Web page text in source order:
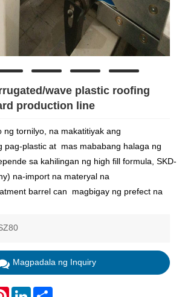
wave plastic roofing
production line
ng tornilyo, na makatitiyak ang
pag-plastic at mas mababang halaga ng
sa kahilingan ng high fill formula, SKD-
na-import na materyal na
barrel can magbigay ng prefect na
Magpadala ng Inquiry
PinterestLinkedIn